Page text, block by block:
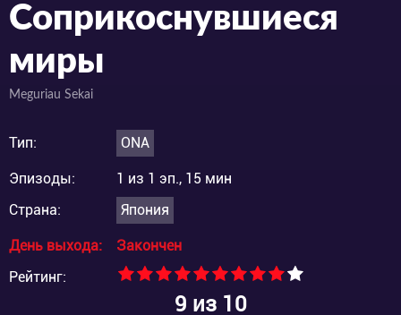
Соприкоснувшиеся
миры
Meguriau Sekai
Тип: ONA
Эпизоды:
1 из 1 эп., 15 мин
Страна:
Япония
День выхода:
Закончен
Рейтинг:
9 из 10